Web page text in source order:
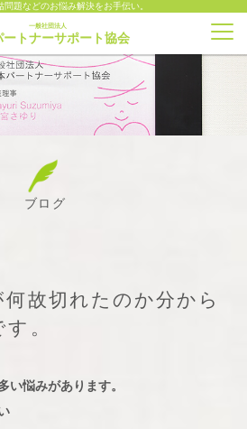
問題などのお悩み解決をお手伝い。
一般社団法人
ートナーサポート協会
ブログ
故切れたのか分から
。
い悩みがあります。